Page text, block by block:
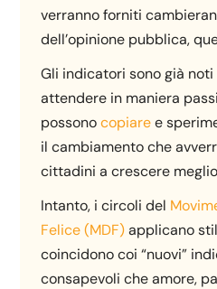
verranno forniti
dell’opinione pubblica,
Gli indicatori sono già
attendere in maniera
possonocopiaree
il cambiamento che
cittadini a crescere
Intanto, i circoli del
Felice (MDF)applicano
coincidono coi “nuovi”
consapevoli che amore,